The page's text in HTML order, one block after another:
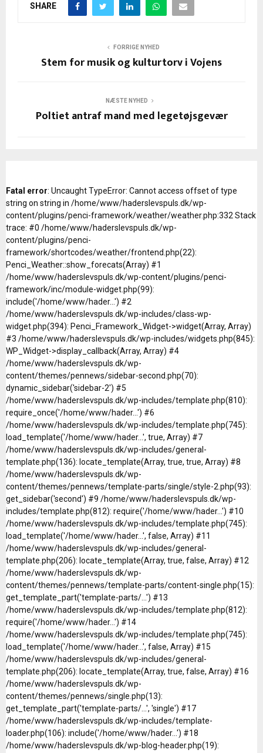
SHARE
FORRIGE NYHED
Stem for musik og kulturtorv i Vojens
NÆSTE NYHED
Poltiet antraf mand med legetøjsgevær
Fatal error: Uncaught TypeError: Cannot access offset of type
string on string in /home/www/haderslevspuls.dk/wp-
content/plugins/penci-framework/weather/weather.php:332 Stack
trace: #0 /home/www/haderslevspuls.dk/wp-
content/plugins/penci-
framework/shortcodes/weather/frontend.php(22):
Penci_Weather::show_forecats(Array) #1
/home/www/haderslevspuls.dk/wp-content/plugins/penci-
framework/inc/module-widget.php(99):
include('/home/www/hader...') #2
/home/www/haderslevspuls.dk/wp-includes/class-wp-
widget.php(394): Penci_Framework_Widget->widget(Array, Array)
#3 /home/www/haderslevspuls.dk/wp-includes/widgets.php(845):
WP_Widget->display_callback(Array, Array) #4
/home/www/haderslevspuls.dk/wp-
content/themes/pennews/sidebar-second.php(70):
dynamic_sidebar('sidebar-2') #5
/home/www/haderslevspuls.dk/wp-includes/template.php(810):
require_once('/home/www/hader...') #6
/home/www/haderslevspuls.dk/wp-includes/template.php(745):
load_template('/home/www/hader...', true, Array) #7
/home/www/haderslevspuls.dk/wp-includes/general-
template.php(136): locate_template(Array, true, true, Array) #8
/home/www/haderslevspuls.dk/wp-
content/themes/pennews/template-parts/single/style-2.php(93):
get_sidebar('second') #9 /home/www/haderslevspuls.dk/wp-
includes/template.php(812): require('/home/www/hader...') #10
/home/www/haderslevspuls.dk/wp-includes/template.php(745):
load_template('/home/www/hader...', false, Array) #11
/home/www/haderslevspuls.dk/wp-includes/general-
template.php(206): locate_template(Array, true, false, Array) #12
/home/www/haderslevspuls.dk/wp-
content/themes/pennews/template-parts/content-single.php(15):
get_template_part('template-parts/...') #13
/home/www/haderslevspuls.dk/wp-includes/template.php(812):
require('/home/www/hader...') #14
/home/www/haderslevspuls.dk/wp-includes/template.php(745):
load_template('/home/www/hader...', false, Array) #15
/home/www/haderslevspuls.dk/wp-includes/general-
template.php(206): locate_template(Array, true, false, Array) #16
/home/www/haderslevspuls.dk/wp-
content/themes/pennews/single.php(13):
get_template_part('template-parts/...', 'single') #17
/home/www/haderslevspuls.dk/wp-includes/template-
loader.php(106): include('/home/www/hader...') #18
/home/www/haderslevspuls.dk/wp-blog-header.php(19):